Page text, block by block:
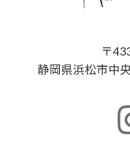
〒
静岡県浜松市中